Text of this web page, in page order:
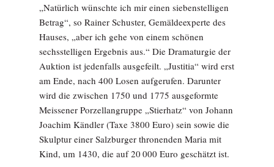
„Natürlich wünschte ich mir einen siebenstelligen
Betrag“, so Rainer Schuster, Gemäldeexperte des
Hauses, „aber ich gehe von einem schönen
sechsstelligen Ergebnis aus.“ Die Dramaturgie der
Auktion ist jedenfalls ausgefeilt. „Justitia“ wird erst
am Ende, nach 400 Losen aufgerufen. Darunter
wird die zwischen 1750 und 1775 ausgeformte
Meissener Porzellangruppe „Stierhatz“ von Johann
Joachim Kändler (Taxe 3800 Euro) sein sowie die
Skulptur einer Salzburger thronenden Maria mit
Kind, um 1430, die auf 20 000 Euro geschätzt ist.